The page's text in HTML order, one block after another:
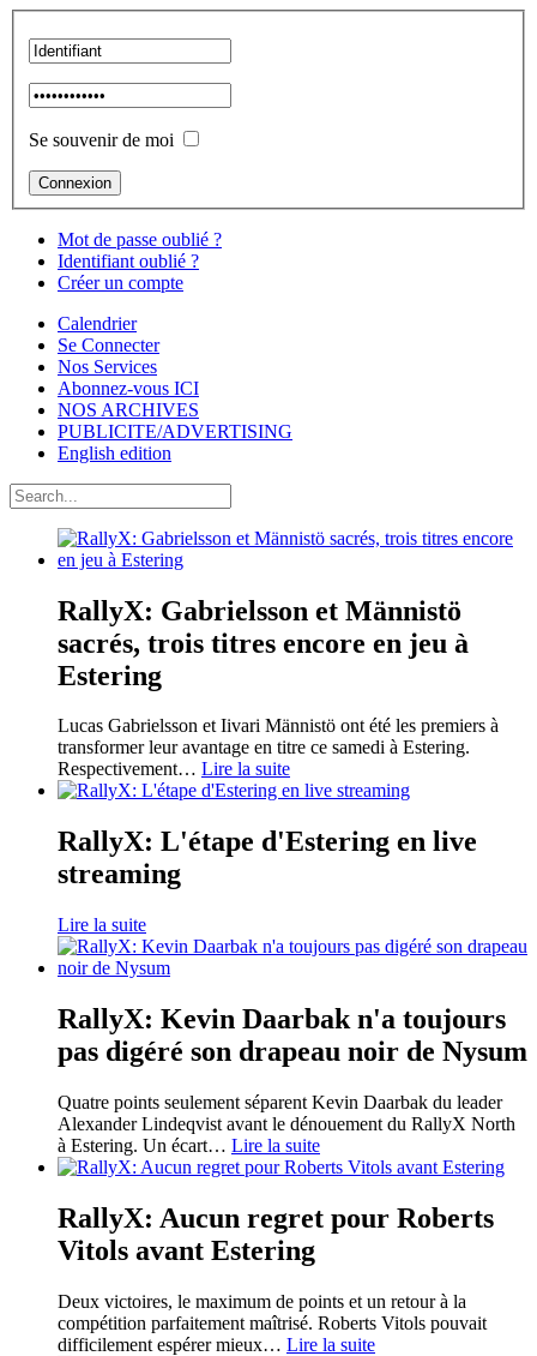
Se souvenir de moi
Mot de passe oublié ?
Identifiant oublié ?
Créer un compte
Calendrier
Se Connecter
Nos Services
Abonnez-vous ICI
NOS ARCHIVES
PUBLICITE/ADVERTISING
English edition
RallyX: Gabrielsson et Männistö
sacrés, trois titres encore en jeu à
Estering
Lucas Gabrielsson et Iivari Männistö ont été les premiers à
transformer leur avantage en titre ce samedi à Estering.
Respectivement… Lire la suite
RallyX: L'étape d'Estering en live
streaming
Lire la suite
RallyX: Kevin Daarbak n'a toujours
pas digéré son drapeau noir de Nysum
Quatre points seulement séparent Kevin Daarbak du leader
Alexander Lindeqvist avant le dénouement du RallyX North
à Estering. Un écart… Lire la suite
RallyX: Aucun regret pour Roberts
Vitols avant Estering
Deux victoires, le maximum de points et un retour à la
compétition parfaitement maîtrisé. Roberts Vitols pouvait
difficilement espérer mieux… Lire la suite